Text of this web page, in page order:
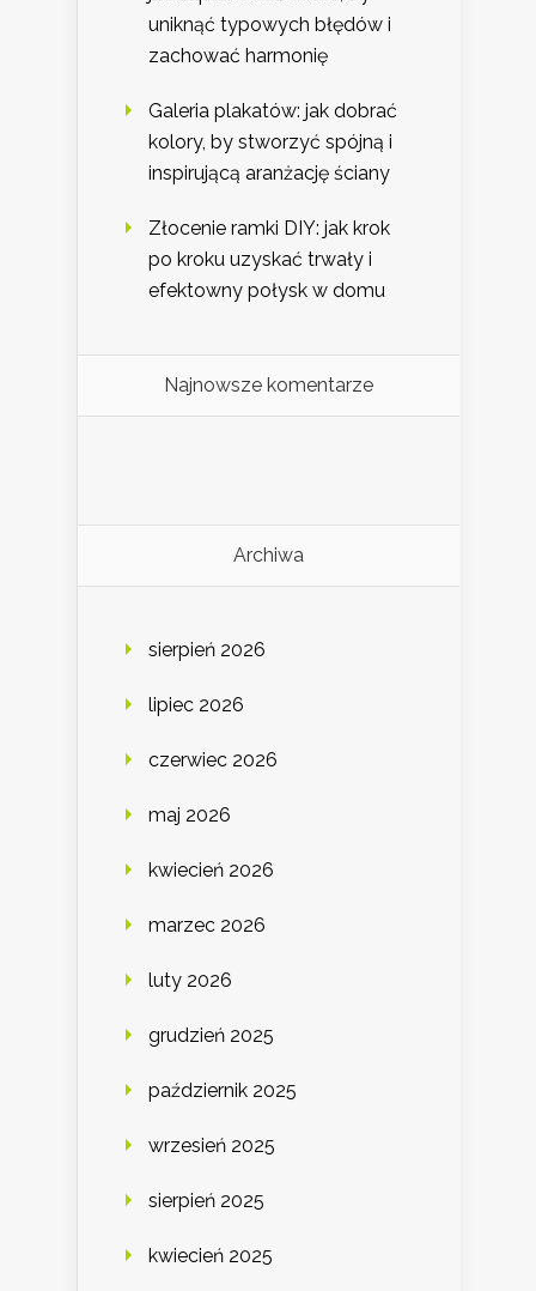
uniknąć typowych błędów i
zachować harmonię
Galeria plakatów: jak dobrać
kolory, by stworzyć spójną i
inspirującą aranżację ściany
Złocenie ramki DIY: jak krok
po kroku uzyskać trwały i
efektowny połysk w domu
Najnowsze komentarze
Archiwa
sierpień 2026
lipiec 2026
czerwiec 2026
maj 2026
kwiecień 2026
marzec 2026
luty 2026
grudzień 2025
październik 2025
wrzesień 2025
sierpień 2025
kwiecień 2025